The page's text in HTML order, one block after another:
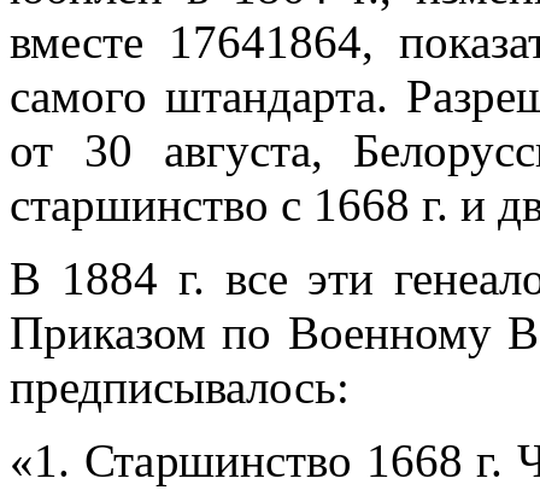
вместе 1764­1864,
само­го штандарта.
от 30 августа,
старшинство с 1668 г. и
В 1884 г. все эти
Приказом по Военному
предписывалось:
«1. Старшинство 1668 г.